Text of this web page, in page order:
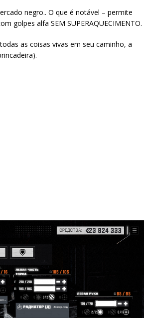
negro.. O que é notável – permite
golpes alfa SEM SUPERAQUECIMENTO.
as coisas vivas em seu caminho, a